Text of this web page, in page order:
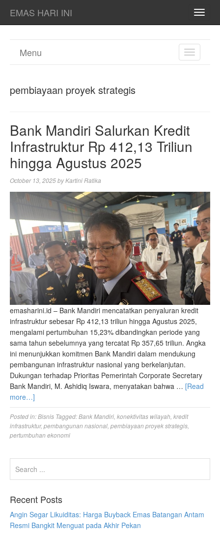
EMAS HARI INI
TOGGLE
Menu
pembiayaan proyek strategis
Bank Mandiri Salurkan Kredit
Infrastruktur Rp 412,13 Triliun
hingga Agustus 2025
October 13, 2025byKartini Ratika
emasharini.id – Bank Mandiri mencatatkan penyaluran kredit
infrastruktur sebesar Rp 412,13 triliun hingga Agustus 2025,
mengalami pertumbuhan 15,23% dibandingkan periode yang
sama tahun sebelumnya yang tercatat Rp 357,65 triliun. Angka
ini menunjukkan komitmen Bank Mandiri dalam mendukung
pembangunan infrastruktur nasional yang berkelanjutan.
Dukungan terhadap Prioritas Pemerintah Corporate Secretary
Bank Mandiri, M. Ashidiq Iswara, menyatakan bahwa … [Read
more…]
Posted in:Bisnis Tagged:Bank Mandiri konektivitas wilayah kredit
infrastruktur, pembangunan nasional pembiayaan proyek strategis
pertumbuhan ekonomi
Recent Posts
Angin Segar Likuiditas: Harga Buyback Emas Batangan Antam
Resmi Bangkit Menguat pada Akhir Pekan